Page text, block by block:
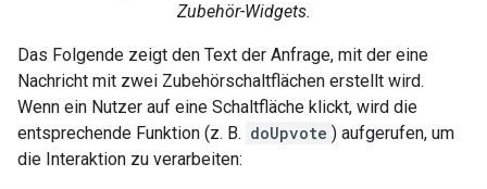
Zubehör-Widgets.
Das Folgende zeigt den Text der Anfrage, mit der eine
Nachricht mit zwei Zubehörschaltflächen erstellt wird.
Wenn ein Nutzer auf eine Schaltfläche klickt, wird die
entsprechende Funktion (z. B. doUpvote ) aufgerufen, um
die Interaktion zu verarbeiten: